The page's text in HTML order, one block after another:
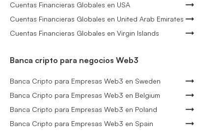
Cuentas Financieras Globales en USA
Cuentas Financieras Globales en United Arab Emirates
Cuentas Financieras Globales en Virgin Islands
Banca cripto para negocios Web3
Banca Cripto para Empresas Web3 en Sweden
Banca Cripto para Empresas Web3 en Belgium
Banca Cripto para Empresas Web3 en Poland
Banca Cripto para Empresas Web3 en Spain